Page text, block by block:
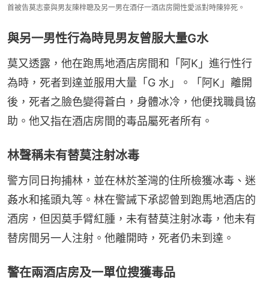
首被告莫志豪與男友陳梓聰及另一男在酒仔一酒店房開性愛派對時陳猝死。
與另一男性行為時見男友曾服大量G水
莫又透露，他在跑馬地酒店房間和「阿K」進行性行
為時，死者到達並服用大量「G 水」。「阿K」離開
後，死者之臉色變得蒼白，身體冰冷，他便找職員協
助。他又指在酒店房間的毒品屬死者所有。
林聲稱未有替莫注射冰毒
警方同日拘捕林，並在林於荃灣的住所檢獲冰毒、迷
姦水和搖頭丸等。林在警誡下承認曾到跑馬地酒店的
酒房，但因莫手臂紅腫，未有替莫注射冰毒，他未有
替房間另一人注射。他離開時，死者仍未到達。
警在兩酒店房及一單位搜獲毒品